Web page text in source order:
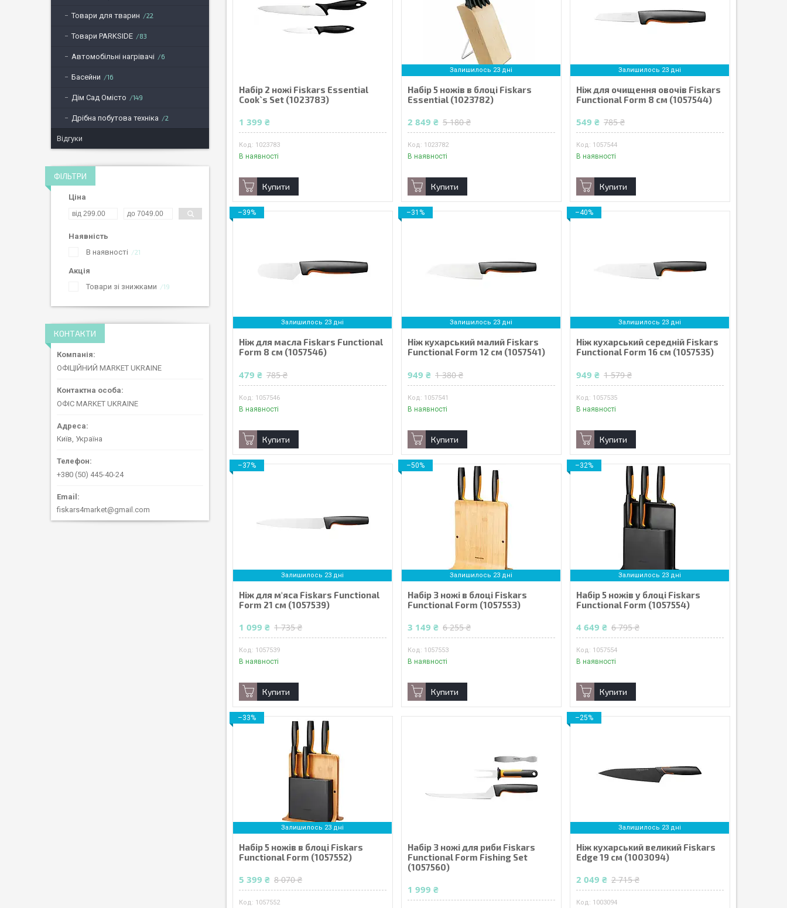
Набір 2 ножі Fiskars Essential
Cook`s Set (1023783)
1 399 ₴
1023783
В наявності
Купити
Залишилось 23 дні
Набір 5 ножів в блоці Fiskars
Essential (1023782)
2 849 ₴ 5 180 ₴
1023782
В наявності
Купити
Залишилось 23 дні
Ніж для очищення овочів Fiskars
Functional Form 8 см (1057544)
549 ₴ 785 ₴
1057544
В наявності
Купити
–39%
Залишилось 23 дні
Ніж для масла Fiskars Functional
Form 8 см (1057546)
479 ₴ 785 ₴
1057546
В наявності
Купити
–31%
Залишилось 23 дні
Ніж кухарський малий Fiskars
Functional Form 12 см (1057541)
949 ₴ 1 380 ₴
1057541
В наявності
Купити
–40%
Залишилось 23 дні
Ніж кухарський середній Fiskars
Functional Form 16 см (1057535)
949 ₴ 1 579 ₴
1057535
В наявності
Купити
–37%
Залишилось 23 дні
Ніж для м'яса Fiskars Functional
Form 21 см (1057539)
1 099 ₴ 1 735 ₴
1057539
В наявності
Купити
–50%
Залишилось 23 дні
Набір 3 ножі в блоці Fiskars
Functional Form (1057553)
3 149 ₴ 6 255 ₴
1057553
В наявності
Купити
–32%
Залишилось 23 дні
Набір 5 ножів у блоці Fiskars
Functional Form (1057554)
4 649 ₴ 6 795 ₴
1057554
В наявності
Купити
–33%
Залишилось 23 дні
Набір 5 ножів в блоці Fiskars
Functional Form (1057552)
5 399 ₴ 8 070 ₴
1057552
Набір 3 ножі для риби Fiskars
Functional Form Fishing Set
(1057560)
1 999 ₴
–25%
Залишилось 23 дні
Ніж кухарський великий Fiskars
Edge 19 см (1003094)
2 049 ₴ 2 715 ₴
1003094
Товари для тварин 22
Товари PARKSIDE 83
Автомобільні нагрівачі 6
Басейни 16
Дім Сад Омісто 149
Дрібна побутова техніка 2
Відгуки
ФІЛЬТРИ
Ціна
Наявність
В наявності
21
Акція
Товари зі знижками
19
КОНТАКТИ
ОФІЦІЙНИЙ MARKET UKRAINE
ОФІС MARKET UKRAINE
Київ, Україна
+380 (50) 445-40-24
fiskars4market@gmail.com